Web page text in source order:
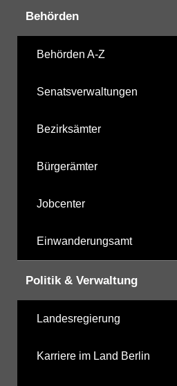
Behörden
Behörden A-Z
Senatsverwaltungen
Bezirksämter
Bürgerämter
Jobcenter
Einwanderungsamt
Politik & Verwaltung
Landesregierung
Karriere im Land Berlin